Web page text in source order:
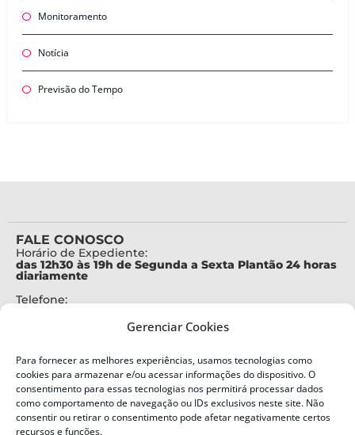
Gerenciar Cookies
Para fornecer as melhores experiências, usamos tecnologias como
cookies para armazenar e/ou acessar informações do dispositivo. O
consentimento para essas tecnologias nos permitirá processar dados
como comportamento de navegação ou IDs exclusivos neste site. Não
consentir ou retirar o consentimento pode afetar negativamente certos
recursos e funções.
Monitoramento
Notícia
Previsão do Tempo
FALE CONOSCO
Horário de Expediente:
das 12h30 às 19h de Segunda a Sexta Plantão 24 horas
diariamente
Telefone:
Alertas Defesa Civil:
SMS 40199
ENDEREÇO
Defesa Civil do Estado de Santa Catarina